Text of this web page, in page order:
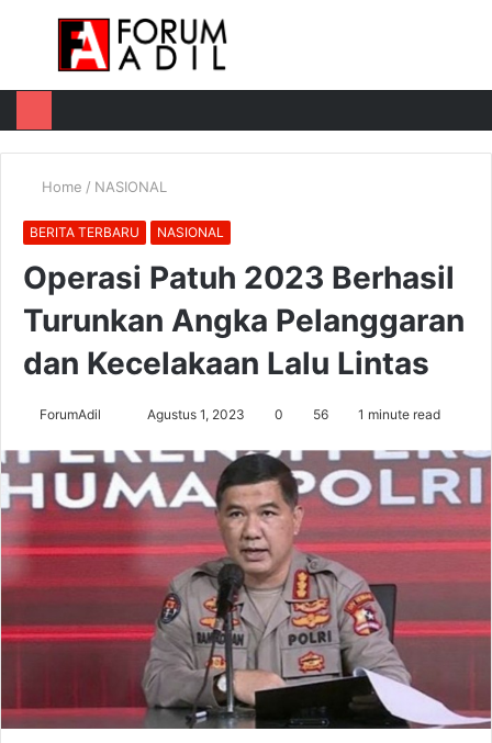
Menu
Home / NASIONAL
BERITA TERBARU NASIONAL
Operasi Patuh 2023 Berhasil
Turunkan Angka Pelanggaran
dan Kecelakaan Lalu Lintas
ForumAdil
email
Agustus 1, 2023 0 56 1 minute read